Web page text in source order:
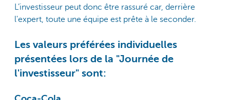
L’investisseur peut donc être rassuré car, derrière
l'expert, toute une équipe est prête à le seconder.
Les valeurs préférées individuelles
présentées lors de la "Journée de
l'investisseur" sont: